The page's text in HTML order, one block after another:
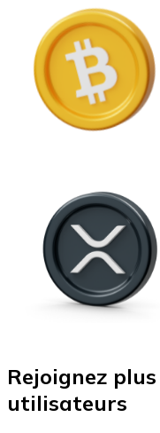
Rejoignez
utilisateurs